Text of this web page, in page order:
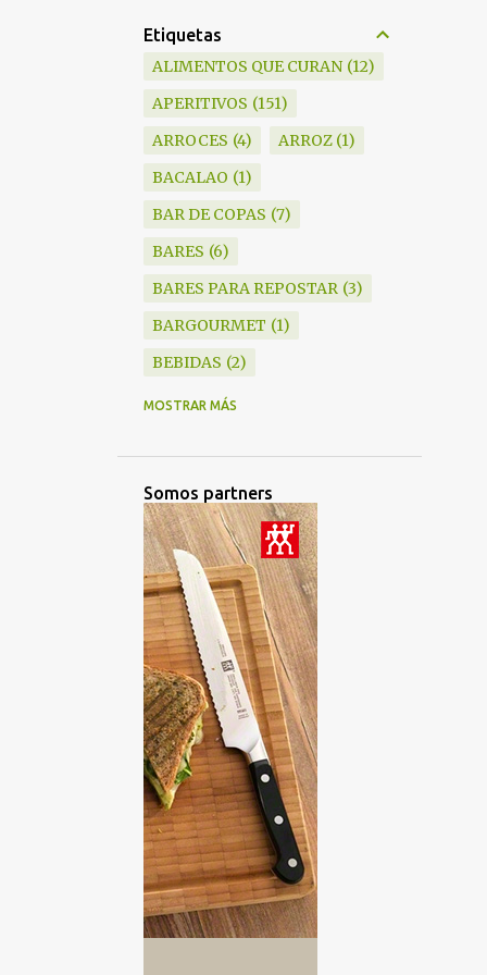
Etiquetas
ALIMENTOS QUE CURAN 12
APERITIVOS 151
ARROCES 4 ARROZ 1
BACALAO 1
BAR DE COPAS 7
BARES 6
BARES PARA REPOSTAR 3
BARGOURMET 1
BEBIDAS 2
BLANKY 6
BROWNIE 1
BURGUERS 2
CANAPES 2 CARNES
CATA DE ACEITES DE OLIVA
VIRGEN EXTRA
CATA DE AGUA
1
CATA DE CERVEZAS 15
CATA DE CHOCOLATES
CATA DE QUESO
3
CATA DE QUESOS 6
CATA DE RON 3
CATA DE VINOS 193
CATA DE WHISKY 2
MOSTRAR MÁS
Somos partners